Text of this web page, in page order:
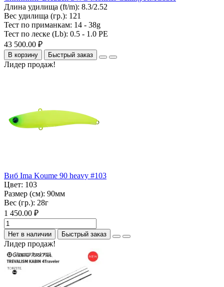
Длина удилища (ft/m): 8.3/2.52
Вес удилища (гр.): 121
Тест по приманкам: 14 - 38g
Тест по леске (Lb): 0.5 - 1.0 PE
43 500.00 ₽
В корзину Быстрый заказ
Лидер продаж!
Виб Ima Koume 90 heavy #103
Цвет: 103
Размер (см): 90мм
Вес (гр.): 28г
1 450.00 ₽
Нет в наличии Быстрый заказ
Лидер продаж!